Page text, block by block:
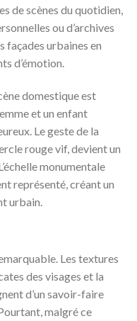
de scènes du quotidien,
ou d’archives
façades urbaines en
d’émotion.
domestique est
et un enfant
Le geste de la
rouge vif, devient un
monumentale
représenté, créant un
urbain.
Les textures
des visages et la
d’un savoir-faire
malgré ce